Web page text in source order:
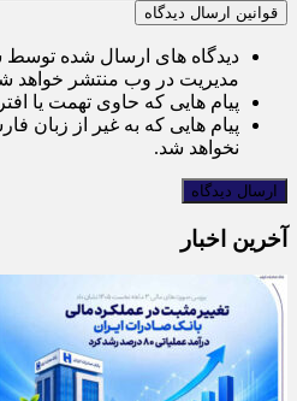
قوانین ارسال دیدگاه
دیدگاه های ارسال شده توسط
مدیریت در وب منتشر خواهد
پیام هایی که حاوی تهمت یا
پیام هایی که به غیر از زبان
نخواهد شد.
آخرین اخبار